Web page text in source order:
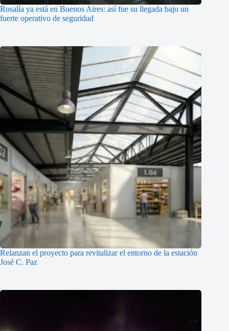
Rosalía ya está en Buenos Aires: así fue su llegada bajo un
fuerte operativo de seguridad
Relanzan el proyecto para revitalizar el entorno de la estación
José C. Paz